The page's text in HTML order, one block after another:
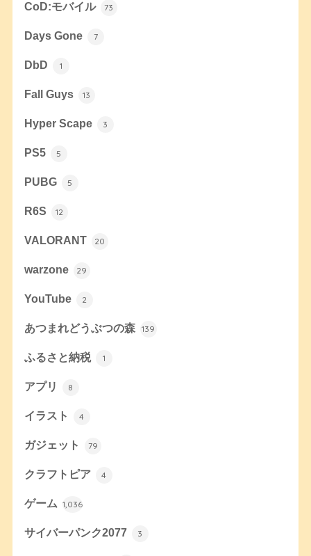
CoD:モバイル 73
Days Gone 7
DbD 1
Fall Guys 13
Hyper Scape 3
PS5 5
PUBG 5
R6S 12
VALORANT 20
warzone 29
YouTube 2
あつまれどうぶつの森 139
ふるさと納税 1
アプリ 8
イラスト 4
ガジェット 79
クラフトピア 4
ゲーム 1,036
サイバーパンク2077 3